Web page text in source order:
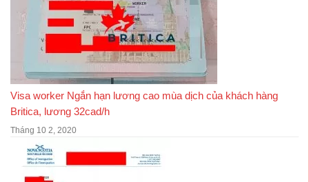
Visa worker Ngắn hạn lương cao mùa dịch của khách hàng
Britica, lương 32cad/h
Tháng 10 2, 2020